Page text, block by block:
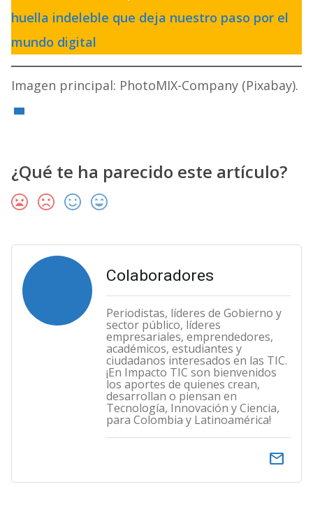
huella indeleble que deja nuestro paso por el
mundo digital
Imagen principal: PhotoMIX-Company (Pixabay).
¿Qué te ha parecido este artículo?
Colaboradores
Periodistas, líderes de Gobierno y
sector público, líderes
empresariales, emprendedores,
académicos, estudiantes y
ciudadanos interesados en las TIC.
¡En Impacto TIC son bienvenidos
los aportes de quienes crean,
desarrollan o piensan en
Tecnología, Innovación y Ciencia,
para Colombia y Latinoamérica!
email